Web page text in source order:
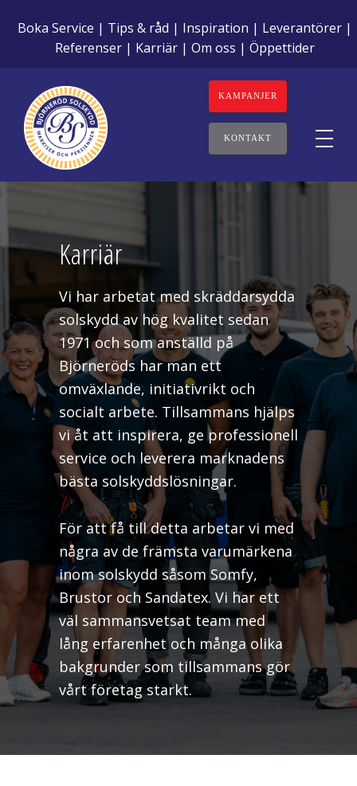
Boka Service Tips & råd Inspiration
Leverantörer
Referenser
Karriär Om oss Öppettider
KAMPANJER
KONTAKT
Karriär
Vi har arbetat med skräddarsydda
solskydd av hög kvalitet sedan
1971 och som anställd på
Björneröds har man ett
omväxlande, initiativrikt och
socialt arbete. Tillsammans hjälps
vi åt att inspirera, ge professionell
service och leverera marknadens
bästa solskyddslösningar.
För att få till detta arbetar vi med
några av de främsta varumärkena
inom solskydd såsom Somfy,
Brustor och Sandatex. Vi har ett
väl sammansvetsat team med
lång erfarenhet och många olika
bakgrunder som tillsammans gör
vårt företag starkt.